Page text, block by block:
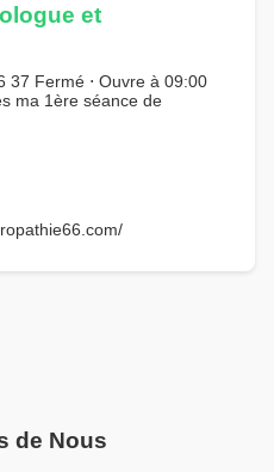
et
37 Fermé ⋅ Ouvre à 09:00
ma 1ère séance de
de Nous